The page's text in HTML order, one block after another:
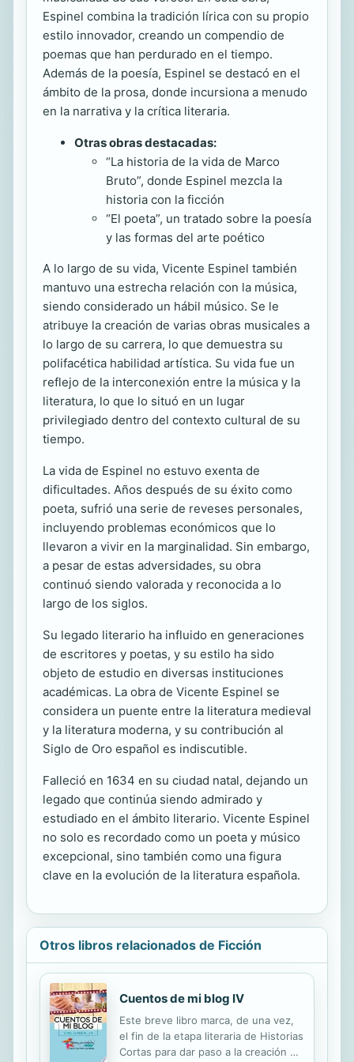
Espinel combina la tradición lírica con su propio
estilo innovador, creando un compendio de
poemas que han perdurado en el tiempo.
Además de la poesía, Espinel se destacó en el
ámbito de la prosa, donde incursiona a menudo
en la narrativa y la crítica literaria.
Otras obras destacadas:
“La historia de la vida de Marco
Bruto”, donde Espinel mezcla la
historia con la ficción
“El poeta”, un tratado sobre la poesía
y las formas del arte poético
A lo largo de su vida, Vicente Espinel también
mantuvo una estrecha relación con la música,
siendo considerado un hábil músico. Se le
atribuye la creación de varias obras musicales a
lo largo de su carrera, lo que demuestra su
polifacética habilidad artística. Su vida fue un
reflejo de la interconexión entre la música y la
literatura, lo que lo situó en un lugar
privilegiado dentro del contexto cultural de su
tiempo.
La vida de Espinel no estuvo exenta de
dificultades. Años después de su éxito como
poeta, sufrió una serie de reveses personales,
incluyendo problemas económicos que lo
llevaron a vivir en la marginalidad. Sin embargo,
a pesar de estas adversidades, su obra
continuó siendo valorada y reconocida a lo
largo de los siglos.
Su legado literario ha influido en generaciones
de escritores y poetas, y su estilo ha sido
objeto de estudio en diversas instituciones
académicas. La obra de Vicente Espinel se
considera un puente entre la literatura medieval
y la literatura moderna, y su contribución al
Siglo de Oro español es indiscutible.
Falleció en 1634 en su ciudad natal, dejando un
legado que continúa siendo admirado y
estudiado en el ámbito literario. Vicente Espinel
no solo es recordado como un poeta y músico
excepcional, sino también como una figura
clave en la evolución de la literatura española.
Otros libros relacionados de Ficción
Cuentos de mi blog IV
Este breve libro marca, de una vez,
el fin de la etapa literaria de Historias
Cortas para dar paso a la creación de